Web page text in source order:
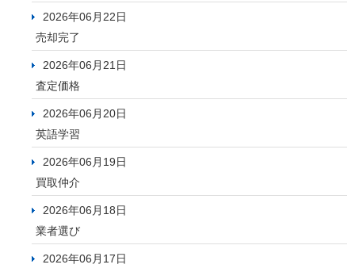
2026年06月22日
売却完了
2026年06月21日
査定価格
2026年06月20日
英語学習
2026年06月19日
買取仲介
2026年06月18日
業者選び
2026年06月17日